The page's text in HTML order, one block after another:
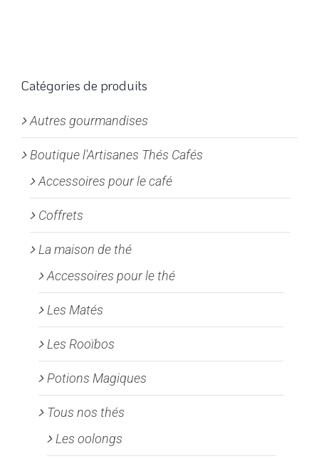
options
être
choisies
sur
la
page
produit
Catégories de produits
Autres gourmandises
Boutique l'Artisanes Thés Cafés
Accessoires pour le café
Coffrets
La maison de thé
Accessoires pour le thé
Les Matés
Les Rooïbos
Potions Magiques
Tous nos thés
Les oolongs